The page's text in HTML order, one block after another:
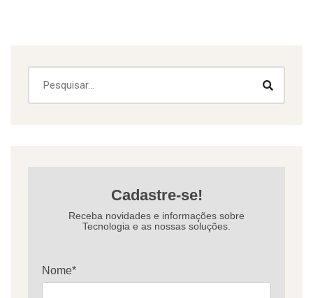
Cadastre-se!
Receba novidades e informações sobre
Tecnologia e as nossas soluções.
Nome*